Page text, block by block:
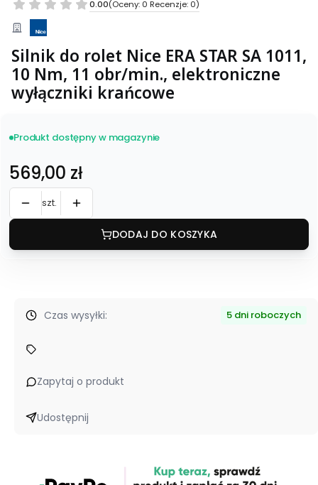
0.00(Oceny: 0 Recenzje: 0)
Silnik do rolet Nice ERA STAR SA 1011,
10 Nm, 11 obr/min., elektroniczne
wyłączniki krańcowe
Produkt dostępny w magazynie
Cena
569,00 zł
szt.
DODAJ DO KOSZYKA
Czas wysyłki: 5 dni roboczych
Zapytaj o produkt
Udostępnij